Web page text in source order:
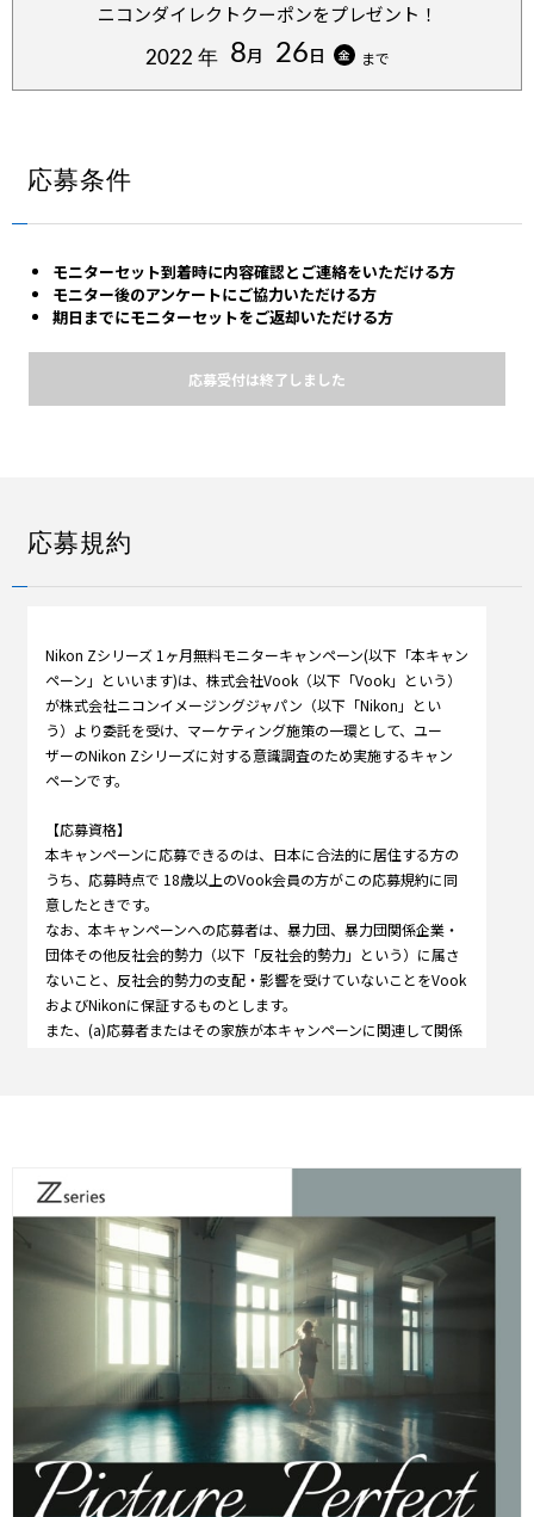
ニコンダイレクトクーポンをプレゼント！
2022 年 8月 26日 金 まで
応募条件
モニターセット到着時に内容確認とご連絡をいただける⽅
モニター後のアンケートにご協⼒いただける⽅
期⽇までにモニターセットをご返却いただける⽅
応募受付は終了しました
応募規約
Nikon Zシリーズ 1ヶ月無料モニターキャンペーン(以下「本キャン
ペーン」といいます)は、株式会社Vook（以下「Vook」という）
が株式会社ニコンイメージングジャパン（以下「Nikon」とい
う）より委託を受け、マーケティング施策の一環として、ユー
ザーのNikon Zシリーズに対する意識調査のため実施するキャン
ペーンです。
【応募資格】
本キャンペーンに応募できるのは、日本に合法的に居住する方の
うち、応募時点で 18歳以上のVook会員の方がこの応募規約に同
意したときです。
なお、本キャンペーンへの応募者は、暴力団、暴力団関係企業・
団体その他反社会的勢力（以下「反社会的勢力」という）に属さ
ないこと、反社会的勢力の支配・影響を受けていないことをVook
およびNikonに保証するものとします。
また、(a)応募者またはその家族が本キャンペーンに関連して関係
【未成年者の場合】
応募者が日本で未成年者にあたる場合、その保護者または法定代
理人には、(a)本応募規約に同意した応募者が応募規約を遵守する
こと、ならびに(b)応募者には応募規約に同意し、応募規約に含ま
れている同意事項を承諾する能力があることを保証していただき
ます。また、応募者の保護者または法定代理人には、(a)応募者ま
たはその家族が本キャンペーンに関連して関係者を対象に請求を
行わず、かつ(b)応募規約に反する応募者の行為によって生じた一
切の損失と責任について、VookおよびNikonを補償し、Vookおよ
びNikonに対し損害を与えないことに同意していただきます。
【応募に関する重要な情報】
応募情報の送信をもって、Vookの
プライバシーポリシー
規約、レンタル利用規約にご同意いただいたものとみなされま